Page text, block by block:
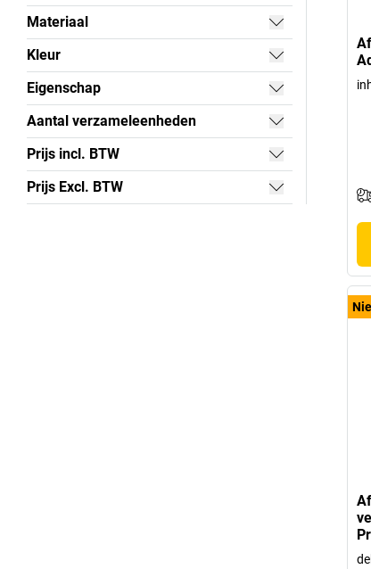
Materiaal
Kleur
Eigenschap
Aantal verzameleenheden
Prijs incl. BTW
Prijs Excl. BTW